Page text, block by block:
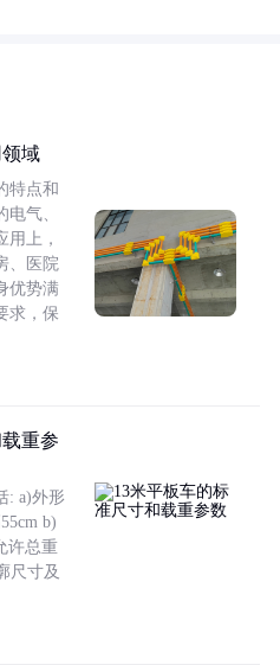
域
特点和
气、
用上，
、医院
优势满
求，保
重参
: a)外形
b)
许总重
尺寸及